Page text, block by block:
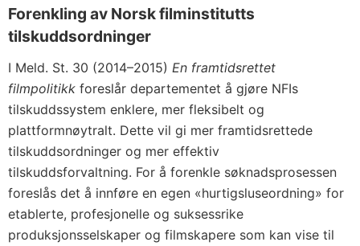
Forenkling av Norsk filminstitutts
tilskuddsordninger
I Meld. St. 30 (2014–2015) En framtidsrettet
filmpolitikk foreslår departementet å gjøre NFIs
tilskuddssystem enklere, mer fleksibelt og
plattformnøytralt. Dette vil gi mer framtidsrettede
tilskuddsordninger og mer effektiv
tilskuddsforvaltning. For å forenkle søknadsprosessen
foreslås det å innføre en egen «hurtigsluseordning» for
etablerte, profesjonelle og suksessrike
produksjonsselskaper og filmskapere som kan vise til